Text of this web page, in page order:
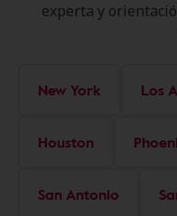
experta y
New York Los
Houston
San Antonio